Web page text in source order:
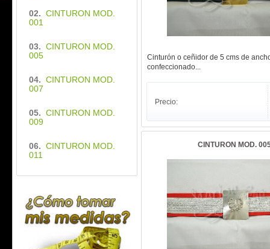
02. CINTURON MOD.
001
03. CINTURON MOD.
005
04. CINTURON MOD.
007
05. CINTURON MOD.
009
06. CINTURON MOD.
011
Cinturón o ceñidor de 5 cms de
confeccionado...
Precio:
CINTURON MOD.